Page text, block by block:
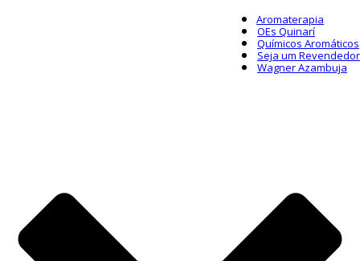
Aromaterapia
OEs Quinarí
Químicos Aromáticos
Seja um Revendedor
Wagner Azambuja